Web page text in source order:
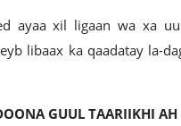
ayaa xil ligaan wa xa
libaax ka qaadatay la-
GUUL TAARIIKHI